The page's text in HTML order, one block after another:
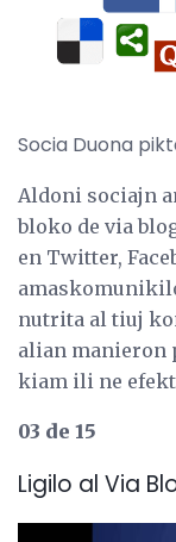
Socia Duona
Aldoni sociajn
bloko de via
en Twitter,
nutrita al tiuj
alian manieron
kiam ili ne
03 de 15
Ligilo al Via